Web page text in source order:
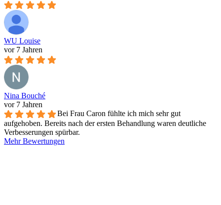
WU Louise
vor 7 Jahren
Nina Bouché
vor 7 Jahren
Bei Frau Caron fühlte ich mich sehr gut
aufgehoben. Bereits nach der ersten Behandlung waren deutliche
Verbesserungen spürbar.
Mehr Bewertungen